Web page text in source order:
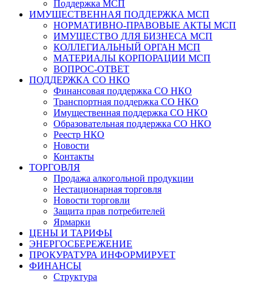
Поддержка МСП
ИМУЩЕСТВЕННАЯ ПОДДЕРЖКА МСП
НОРМАТИВНО-ПРАВОВЫЕ АКТЫ МСП
ИМУЩЕСТВО ДЛЯ БИЗНЕСА МСП
КОЛЛЕГИАЛЬНЫЙ ОРГАН МСП
МАТЕРИАЛЫ КОРПОРАЦИИ МСП
ВОПРОС-ОТВЕТ
ПОДДЕРЖКА СО НКО
Финансовая поддержка СО НКО
Транспортная поддержка СО НКО
Имущественная поддержка СО НКО
Образовательная поддержка СО НКО
Реестр НКО
Новости
Контакты
ТОРГОВЛЯ
Продажа алкогольной продукции
Нестационарная торговля
Новости торговли
Защита прав потребителей
Ярмарки
ЦЕНЫ И ТАРИФЫ
ЭНЕРГОСБЕРЕЖЕНИЕ
ПРОКУРАТУРА ИНФОРМИРУЕТ
ФИНАНСЫ
Структура